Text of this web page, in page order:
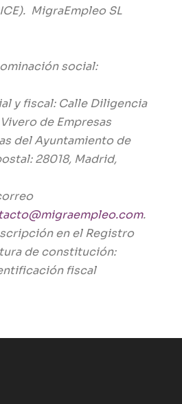
MigraEmpleo SL
social:
y fiscal: Calle Diligencia
de Empresas
del Ayuntamiento de
28018, Madrid,
.
en el Registro
de constitución:
fiscal